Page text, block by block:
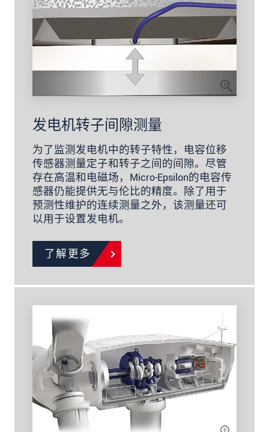
发电机转子间隙测量
为了监测发电机中的转子特性，电容位移
传感器测量定子和转子之间的间隙。尽管
存在高温和电磁场，Micro-Epsilon的电容传
感器仍能提供无与伦比的精度。除了用于
预测性维护的连续测量之外，该测量还可
以用于设置发电机。
了解更多